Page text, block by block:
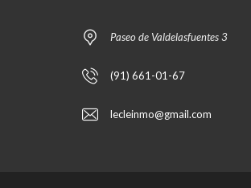
Paseo de Valdelasfuentes 3
(91) 661-01-67
lecleinmo@gmail.com